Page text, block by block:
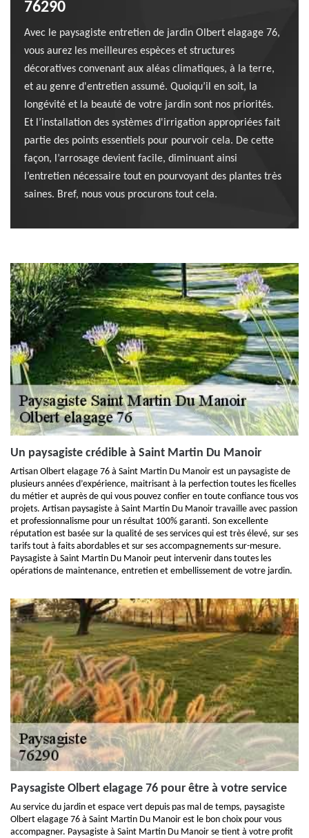
76290
Avec le paysagiste entretien de jardin Olbert elagage 76,
vous aurez les meilleures espèces et structures
décoratives convenant aux aléas climatiques, à la terre,
et au genre d'entretien assumé. Quoiqu’il en soit, la
longévité et la beauté de votre jardin sont nos priorités.
Et l’installation des systèmes d'irrigation appropriées fait
partie des points essentiels pour pourvoir cela. De cette
façon, l’arrosage devient facile, diminuant ainsi
l’entretien nécessaire tout en pourvoyant des plantes très
saines. Bref, nous vous procurons tout cela.
Un paysagiste crédible à Saint Martin Du Manoir
Artisan Olbert elagage 76 à Saint Martin Du Manoir est un paysagiste de
plusieurs années d’expérience, maitrisant à la perfection toutes les ficelles
du métier et auprès de qui vous pouvez confier en toute confiance tous vos
projets. Artisan paysagiste à Saint Martin Du Manoir travaille avec passion
et professionnalisme pour un résultat 100% garanti. Son excellente
réputation est basée sur la qualité de ses services qui est très élevé, sur ses
tarifs tout à faits abordables et sur ses accompagnements sur-mesure.
Paysagiste à Saint Martin Du Manoir peut intervenir dans toutes les
opérations de maintenance, entretien et embellissement de votre jardin.
Paysagiste Olbert elagage 76 pour être à votre service
Au service du jardin et espace vert depuis pas mal de temps, paysagiste
Olbert elagage 76 à Saint Martin Du Manoir est le bon choix pour vous
accompagner. Paysagiste à Saint Martin Du Manoir se tient à votre profit